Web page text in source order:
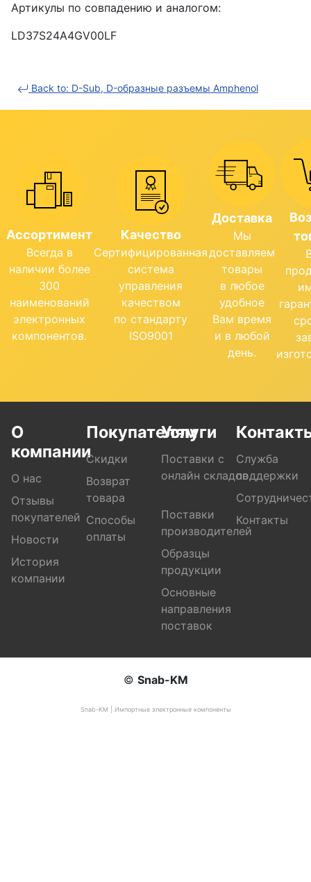
Артикулы по совпадению и аналогом:
LD37S24A4GV00LF
Back to: D-Sub, D-образные разъемы Amphenol
Ассортимент
Всегда в
наличии более
300
наименований
электронных
компонентов.
Качество
Сертифицированная
система
управления
качеством
по стандарту
ISO9001
Доставка
Мы
доставляем
товары
в любое
удобное
Вам время
и в любой
день.
О
компании
О нас
Отзывы
покупателей
Новости
История
компании
Покупателям
Скидки
Возврат
товара
Способы
оплаты
Услуги
Поставки с
онлайн складов
Поставки
производителей
Образцы
продукции
Основные
направления
поставок
Служба
поддержки
Контакты
© Snab-KM
Snab-KM | Импортные электронные компоненты